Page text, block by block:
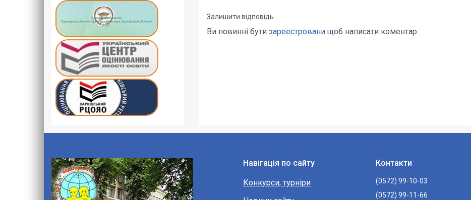
Залишити відповідь
Ви повинні бути зареестрованищоб написати коментар.
Навігація по сайту
Конкурси, турніри
Контакти
(0572) 99-10-03
(0572) 99-11-66